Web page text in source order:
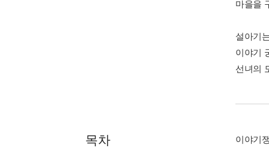
마을을
설아기
이야기
선녀의
목차
이야기